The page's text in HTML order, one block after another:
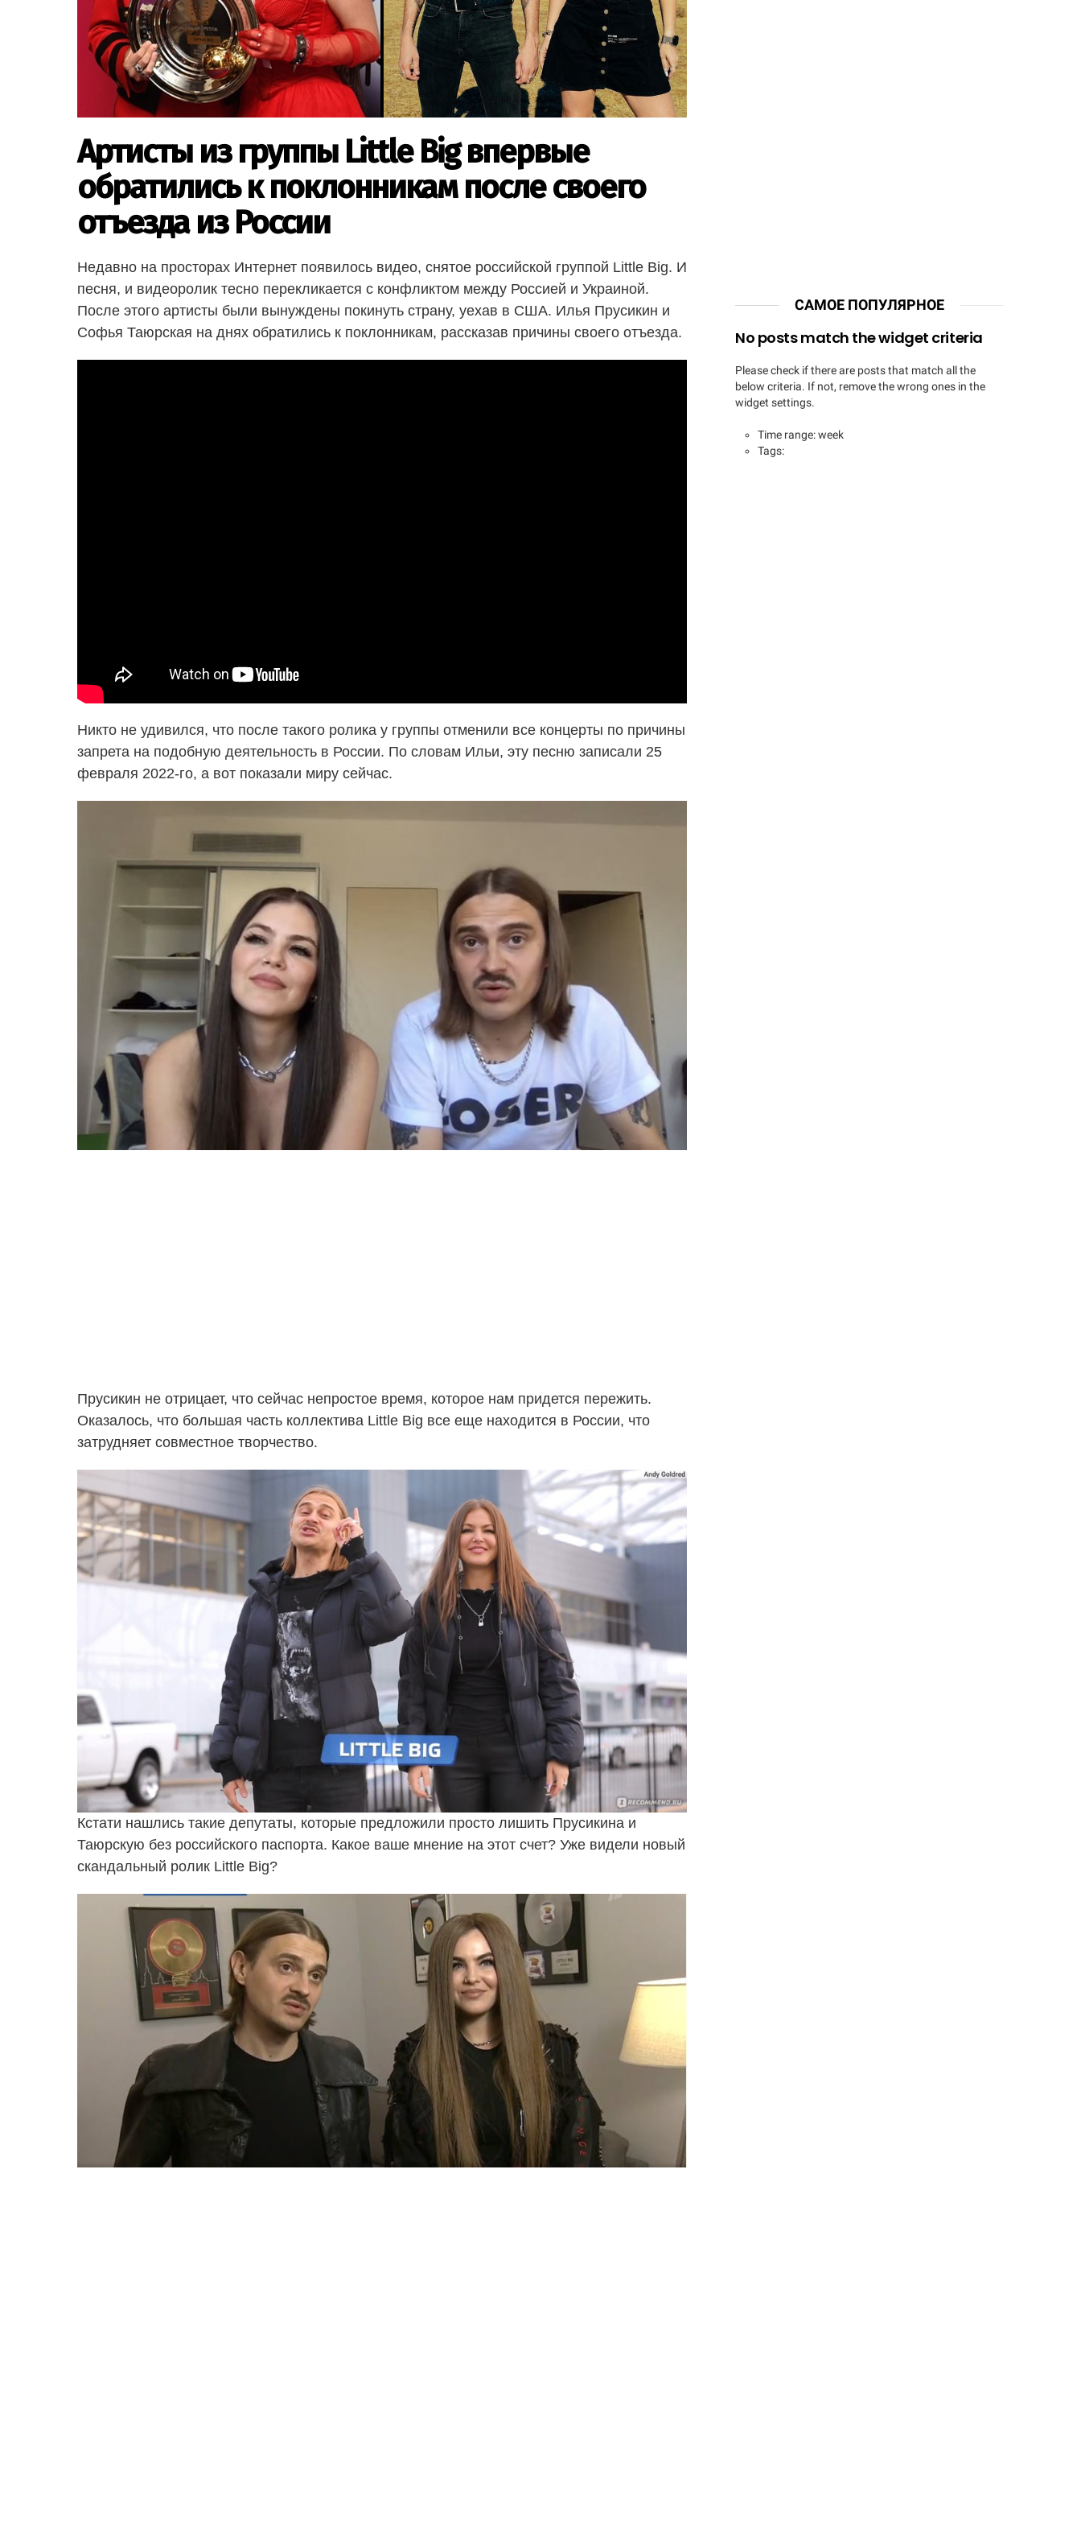
Артисты из группы Little Big впервые
обратились к поклонникам после своего
отъезда из России
Недавно на просторах Интернет появилось видео, снятое российской группой Little Big. И
песня, и видеоролик тесно перекликается с конфликтом между Россией и Украиной.
После этого артисты были вынуждены покинуть страну, уехав в США. Илья Прусикин и
Софья Таюрская на днях обратились к поклонникам, рассказав причины своего отъезда.
Никто не удивился, что после такого ролика у группы отменили все концерты по причины
запрета на подобную деятельность в России. По словам Ильи, эту песню записали 25
февраля 2022-го, а вот показали миру сейчас.
Прусикин не отрицает, что сейчас непростое время, которое нам придется пережить.
Оказалось, что большая часть коллектива Little Big все еще находится в России, что
затрудняет совместное творчество.
Кстати нашлись такие депутаты, которые предложили просто лишить Прусикина и
Таюрскую без российского паспорта. Какое ваше мнение на этот счет? Уже видели новый
скандальный ролик Little Big?
САМОЕ ПОПУЛЯРНОЕ
No posts match the widget criteria
Please check if there are posts that match all the
below criteria. If not, remove the wrong ones in the
widget settings.
Time range: week
Tags: